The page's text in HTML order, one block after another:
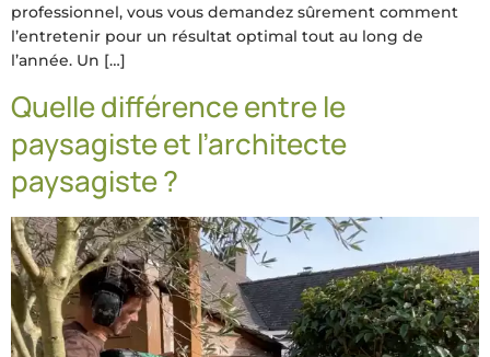
professionnel, vous vous demandez sûrement comment
l’entretenir pour un résultat optimal tout au long de
l’année. Un […]
Quelle différence entre le
paysagiste et l’architecte
paysagiste ?